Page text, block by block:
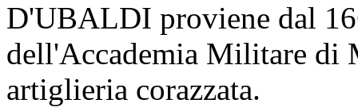
D'UBALDI proviene dal
dell'Accademia Militare di
artiglieria corazzata.